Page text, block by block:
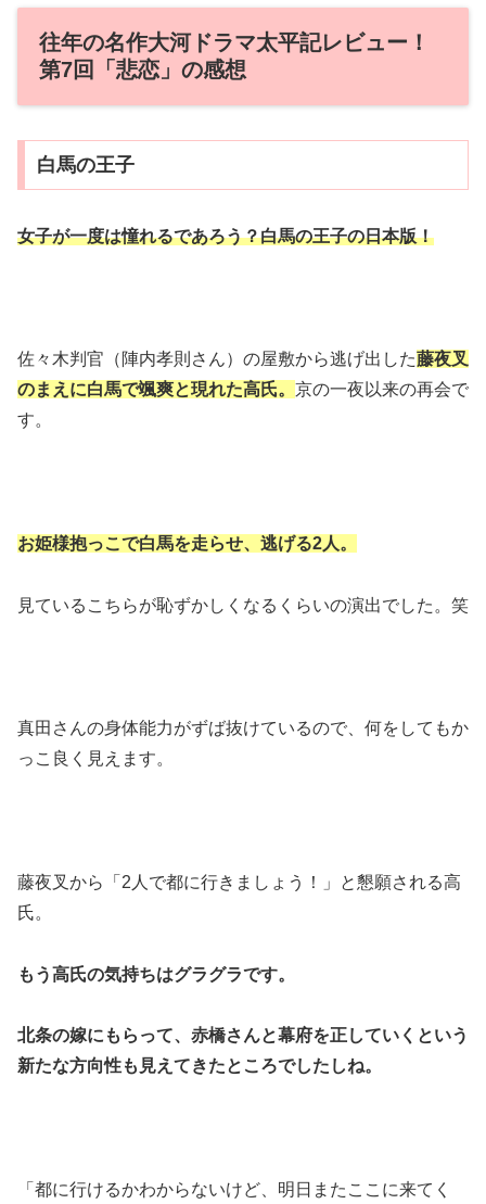
往年の名作大河ドラマ太平記レビュー！
第7回「悲恋」の感想
白馬の王子
女子が一度は憧れるであろう？白馬の王子の日本版！
佐々木判官（陣内孝則さん）の屋敷から逃げ出した藤夜叉
のまえに白馬で颯爽と現れた高氏。 京の一夜以来の再会で
す。
お姫様抱っこで白馬を走らせ、逃げる2人。
見ているこちらが恥ずかしくなるくらいの演出でした。笑
真田さんの身体能力がずば抜けているので、何をしてもか
っこ良く見えます。
藤夜叉から「2人で都に行きましょう！」と懇願される高
氏。
もう高氏の気持ちはグラグラです。
北条の嫁にもらって、赤橋さんと幕府を正していくという
新たな方向性も見えてきたところでしたしね。
「都に行けるかわからないけど、明日またここに来てく